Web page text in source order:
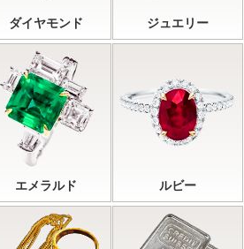
ダイヤモンド ジュエリー
エメラルド ルビー